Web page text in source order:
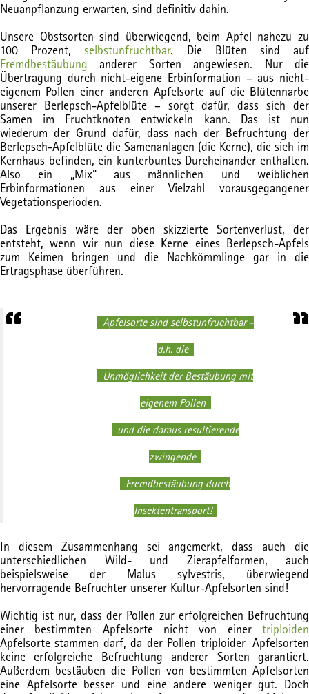
Neuanpflanzung erwarten, sind definitiv dahin.
Unsere Obstsorten sind überwiegend, beim Apfel nahezu zu
100 Prozent,selbstunfruchtbar. Die Blüten sind auf
Fremdbestäubung anderer Sorten angewiesen. Nur die
Übertragung durch nicht-eigene Erbinformation – aus nicht-
eigenem Pollen einer anderen Apfelsorte auf die Blütennarbe
unserer Berlepsch-Apfelblüte – sorgt dafür, dass sich der
Samen im Fruchtknoten entwickeln kann. Das ist nun
wiederum der Grund dafür, dass nach der Befruchtung der
Berlepsch-Apfelblüte die Samenanlagen (die Kerne), die sich im
Kernhaus befinden, ein kunterbuntes Durcheinander enthalten.
Also ein „Mix“ aus männlichen und weiblichen
Erbinformationen aus einer Vielzahl vorausgegangener
Vegetationsperioden.
Das Ergebnis wäre der oben skizzierte Sortenverlust, der
entsteht, wenn wir nun diese Kerne eines Berlepsch-Apfels
zum Keimen bringen und die Nachkömmlinge gar in die
Ertragsphase überführen.
Apfelsorte sind selbstunfruchtbar -
d.h. die
Unmöglichkeitder Bestäubung mit
eigenem Pollen
und die daraus resultierende
zwingende
Fremdbestäubung durch
Insektentransport!
In diesem Zusammenhang sei angemerkt, dass auch die
unterschiedlichen Wild- und Zierapfelformen, auch
beispielsweise der Malus sylvestris, überwiegend
hervorragende Befruchter unserer Kultur-Apfelsorten sind!
Wichtig ist nur, dass der Pollen zur erfolgreichen Befruchtung
einer bestimmten Apfelsorte nicht von einer triploiden
Apfelsorte stammen darf, da der Pollen triploider Apfelsorten
keine erfolgreiche Befruchtung anderer Sorten garantiert.
Außerdem bestäuben die Pollen von bestimmten Apfelsorten
eine Apfelsorte besser und eine andere weniger gut. Doch